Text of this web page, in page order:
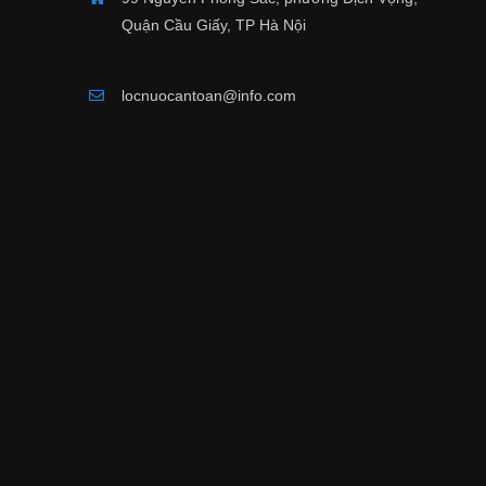
bên trong được hoạt hóa
mạnh và nhanh hữu cơ hòa tan,
Quận Cầu Giấy, TP Hà Nội
locnuocantoan@info.com